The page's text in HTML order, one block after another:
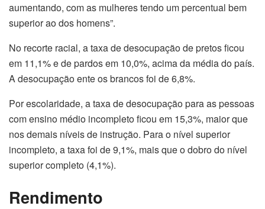
aumentando, com as mulheres tendo um percentual bem
superior ao dos homens”.
No recorte racial, a taxa de desocupação de pretos ficou
em 11,1% e de pardos em 10,0%, acima da média do país.
A desocupação ente os brancos foi de 6,8%.
Por escolaridade, a taxa de desocupação para as pessoas
com ensino médio incompleto ficou em 15,3%, maior que
nos demais níveis de instrução. Para o nível superior
incompleto, a taxa foi de 9,1%, mais que o dobro do nível
superior completo (4,1%).
Rendimento